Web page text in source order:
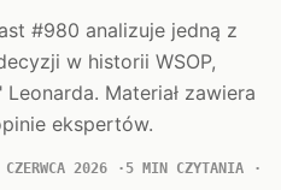
#980 analizuje jedną z
w historii WSOP,
Materiał zawiera
ekspertów.
CZERWCA 2026
5 MIN CZYTANIA